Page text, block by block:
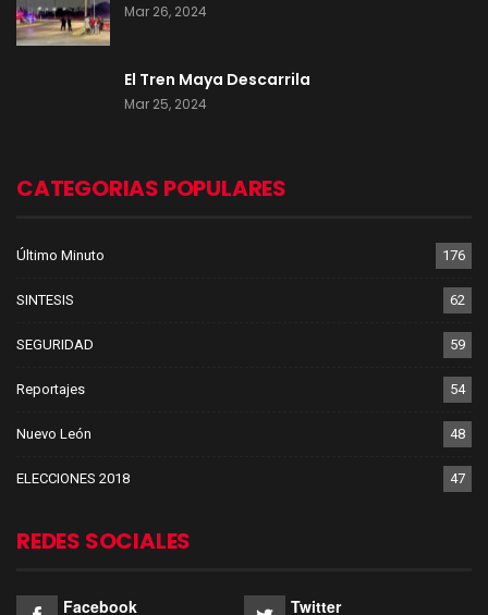
Mar 26, 2024
El Tren Maya Descarrila
Mar 25, 2024
CATEGORIAS POPULARES
Último Minuto 176
SINTESIS 62
SEGURIDAD 59
Reportajes 54
Nuevo León 48
ELECCIONES 2018 47
REDES SOCIALES
Facebook Twitter